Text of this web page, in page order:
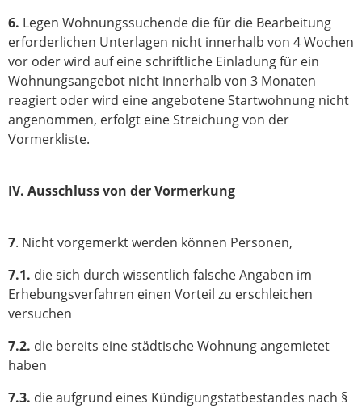
6. Legen Wohnungssuchende die für die Bearbeitung
erforderlichen Unterlagen nicht innerhalb von 4 Wochen
vor oder wird auf eine schriftliche Einladung für ein
Wohnungsangebot nicht innerhalb von 3 Monaten
reagiert oder wird eine angebotene Startwohnung nicht
angenommen, erfolgt eine Streichung von der
Vormerkliste.
IV. Ausschluss von der Vormerkung
7. Nicht vorgemerkt werden können Personen,
7.1. die sich durch wissentlich falsche Angaben im
Erhebungsverfahren einen Vorteil zu erschleichen
versuchen
7.2. die bereits eine städtische Wohnung angemietet
haben
7.3. die aufgrund eines Kündigungstatbestandes nach §